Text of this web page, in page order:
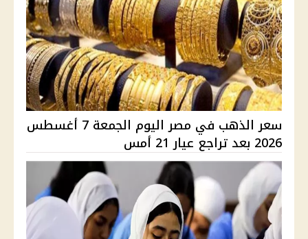
سعر الذهب في مصر اليوم الجمعة 7 أغسطس
2026 بعد تراجع عيار 21 أمس